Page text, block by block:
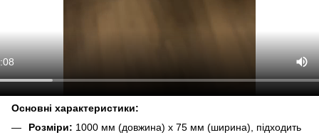
Основні характеристики:
Розміри: 1000 мм (довжина) х 75 мм (ширина), підходить